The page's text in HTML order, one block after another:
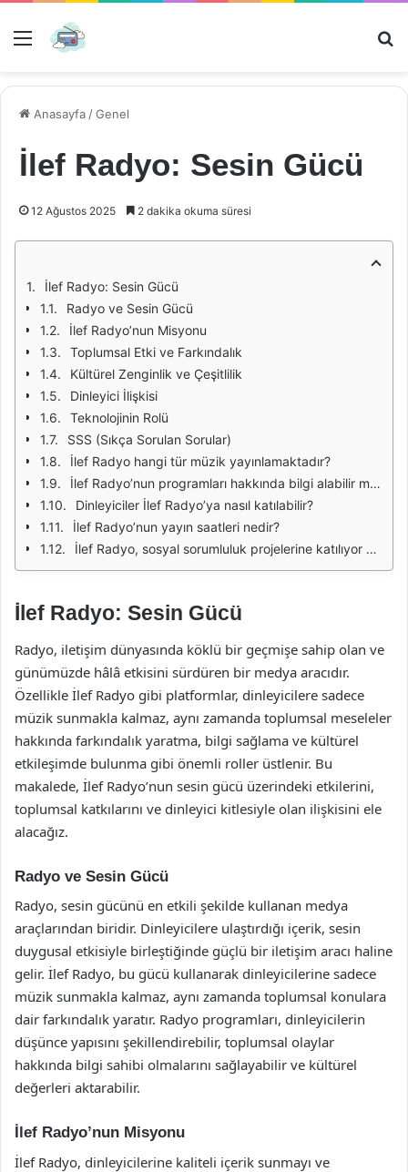
Menü
Anasayfa /Genel
İlef Radyo: Sesin Gücü
12 Ağustos 2025 2 dakika okuma süresi
İlef Radyo: Sesin Gücü
Radyo ve Sesin Gücü
İlef Radyo’nun Misyonu
Toplumsal Etki ve Farkındalık
Kültürel Zenginlik ve Çeşitlilik
Dinleyici İlişkisi
Teknolojinin Rolü
SSS (Sıkça Sorulan Sorular)
İlef Radyo hangi tür müzik yayınlamaktadır?
İlef Radyo’nun programları hakkında bilgi alabilir miyim?
Dinleyiciler İlef Radyo’ya nasıl katılabilir?
İlef Radyo’nun yayın saatleri nedir?
İlef Radyo, sosyal sorumluluk projelerine katılıyor mu?
İlef Radyo: Sesin Gücü
Radyo, iletişim dünyasında köklü bir geçmişe sahip olan ve
günümüzde hâlâ etkisini sürdüren bir medya aracıdır.
Özellikle İlef Radyo gibi platformlar, dinleyicilere sadece
müzik sunmakla kalmaz, aynı zamanda toplumsal meseleler
hakkında farkındalık yaratma, bilgi sağlama ve kültürel
etkileşimde bulunma gibi önemli roller üstlenir. Bu
makalede, İlef Radyo’nun sesin gücü üzerindeki etkilerini,
toplumsal katkılarını ve dinleyici kitlesiyle olan ilişkisini ele
alacağız.
Radyo ve Sesin Gücü
Radyo, sesin gücünü en etkili şekilde kullanan medya
araçlarından biridir. Dinleyicilere ulaştırdığı içerik, sesin
duygusal etkisiyle birleştiğinde güçlü bir iletişim aracı haline
gelir. İlef Radyo, bu gücü kullanarak dinleyicilerine sadece
müzik sunmakla kalmaz, aynı zamanda toplumsal konulara
dair farkındalık yaratır. Radyo programları, dinleyicilerin
düşünce yapısını şekillendirebilir, toplumsal olaylar
hakkında bilgi sahibi olmalarını sağlayabilir ve kültürel
değerleri aktarabilir.
İlef Radyo’nun Misyonu
İlef Radyo, dinleyicilerine kaliteli içerik sunmayı ve